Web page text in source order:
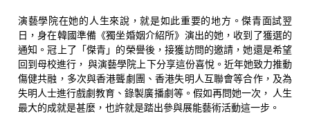
演藝學院在她的人生來說，就是如此重要的地方。傑青面試翌
日，身在韓國準備《獨坐婚姻介紹所》演出的她，收到了獲選的
通知。冠上了「傑青」的榮譽後，接獲訪問的邀請，她還是希望
回到母校進行， 與演藝學院上下分享這份喜悅。近年她致力推動
傷健共融，多次與香港聾劇團、香港失明人互聯會等合作，及為
失明人士進行戲劇教育、錄製廣播劇等。假如再問她一次， 人生
最大的成就是甚麼，也許就是踏出參與展能藝術活動這一步。